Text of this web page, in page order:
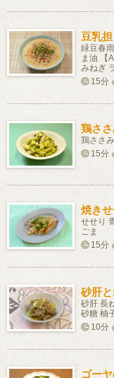
豆乳
緑豆春
ま油 【
みねぎ
15分
鶏さ
鶏ささ
15分
焼き
せせり
ごま
15分
砂肝
砂肝 長
砂糖 柚
10分
ゴー